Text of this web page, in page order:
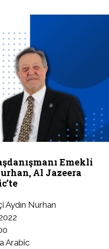
Emekli
Al Jazeera
Aydın Nurhan
Arabic